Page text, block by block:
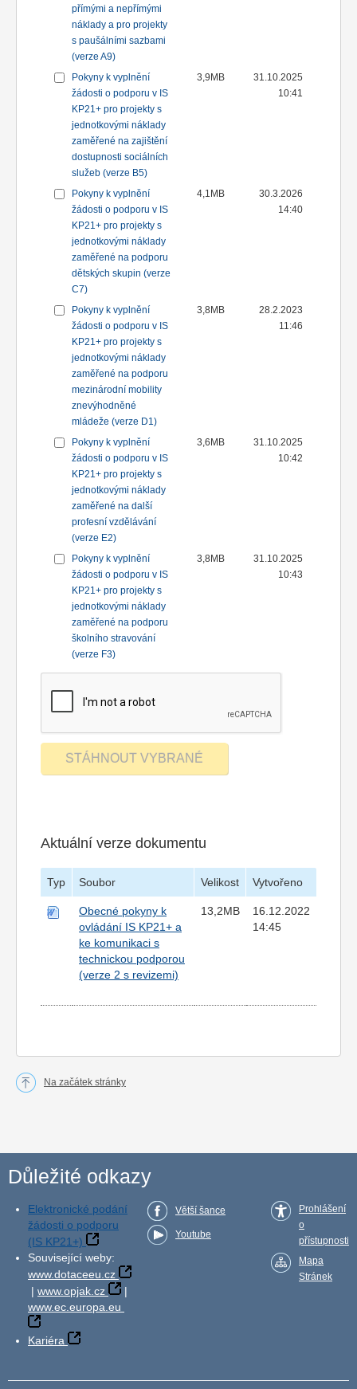
přímými a nepřímými
náklady a pro projekty
s paušálními sazbami
(verze A9)
Pokyny k vyplnění
žádosti o podporu v IS
KP21+ pro projekty s
jednotkovými náklady
zaměřené na zajištění
dostupnosti sociálních
služeb (verze B5)
3,9MB
31.10.2025
10:41
Pokyny k vyplnění
žádosti o podporu v IS
KP21+ pro projekty s
jednotkovými náklady
zaměřené na podporu
dětských skupin (verze
C7)
4,1MB
30.3.2026
14:40
Pokyny k vyplnění
žádosti o podporu v IS
KP21+ pro projekty s
jednotkovými náklady
zaměřené na podporu
mezinárodní mobility
znevýhodněné
mládeže (verze D1)
3,8MB
28.2.2023
11:46
Pokyny k vyplnění
žádosti o podporu v IS
KP21+ pro projekty s
jednotkovými náklady
zaměřené na další
profesní vzdělávání
(verze E2)
3,6MB
31.10.2025
10:42
Pokyny k vyplnění
žádosti o podporu v IS
KP21+ pro projekty s
jednotkovými náklady
zaměřené na podporu
školního stravování
(verze F3)
3,8MB
31.10.2025
10:43
Aktuální verze dokumentu
Typ Soubor Velikost Vytvořeno
Obecné pokyny k
ovládání IS KP21+ a
ke komunikaci s
technickou podporou
(verze 2 s revizemi)
13,2MB
16.12.2022
14:45
Na začátek stránky
Důležité odkazy
Elektronické podání
žádosti o podporu
(IS KP21+)
Související weby:
www.dotaceeu.cz
| www.opjak.cz
|
www.ec.europa.eu
Kariéra
Větší šance
Youtube
Prohlášení
o
přístupnosti
Mapa
Stránek